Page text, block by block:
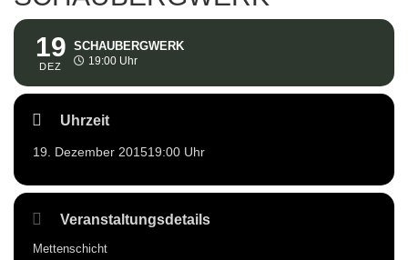
19
DEZ
SCHAUBERGWERK
19:00 Uhr
Uhrzeit
19. Dezember 201519:00 Uhr
Veranstaltungsdetails
Mettenschicht